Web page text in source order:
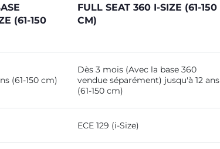
(61-150
FULL SEAT 360 I-SIZE (61-150
CM)
(61-150 cm)
Dès 3 mois (Avec la base 360
vendue séparément) jusqu'à 12 ans
(61-150 cm)
ECE 129 (i-Size)